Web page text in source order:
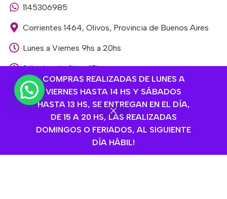
COMPRAS REALIZADAS DE LUNES A
VIERNES HASTA 14 HS Y SÁBADOS
HASTA 13 HS, SE ENTREGAN EN EL DÍA,
DE 15 A 20 HS, LAS REALIZADAS
DOMINGOS O FERIADOS, AL SIGUIENTE
DÍA HÁBIL!
1145306985
Corrientes 1464, Olivos, Provincia de Buenos Aires
Lunes a Viernes 9hs a 20hs
Sábados de 9hs a 15hs
Sucursal Libertador
1168893524
Av. del Libertador 1915, Vte. López, Provincia de
Buenos Aires
Lunes a Viernes de 9hs a 13hs / 16hs a 20hs